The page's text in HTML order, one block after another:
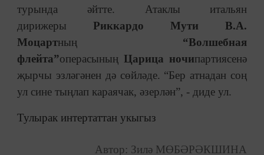
турында әйтте. Атаклы итальян
дирижеры Риккардо Мути В.А.
Моцартның “Волшебная
флейта”операсының Царица ночипартиясенә
җырчы эзләгәнен дә сөйләде. “Бер атнадан соң
ул сине тыңлап караячак, әзерлән”, - диде ул.
Тулырак интертаттан укыгыз
Автор: Зилә МӨБӘРӘКШИНА